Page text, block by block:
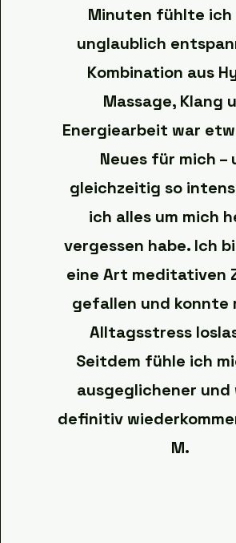
Minuten fühlte ich
unglaublich
Kombination aus
Massage, Klang
Energiearbeit war
Neues für mich –
gleichzeitig so
ich alles um mich
vergessen habe. Ich
eine Art meditativen
gefallen und konnte
Alltagsstress
Seitdem fühle ich
ausgeglichener und
definitiv
M.